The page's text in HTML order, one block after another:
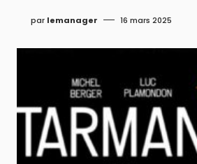
par lemanager 16 mars 2025